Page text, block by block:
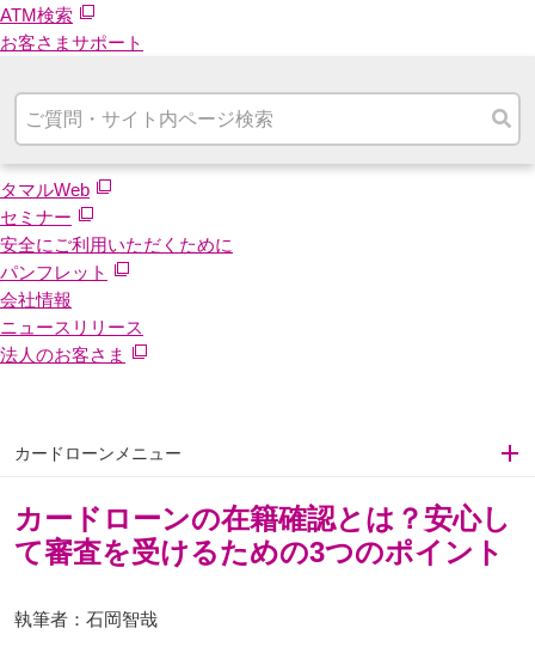
ATM検索
お客さまサポート
タマルWeb
セミナー
安全にご利用いただくために
パンフレット
会社情報
ニュースリリース
法人のお客さま
カードローンメニュー
カードローンの在籍確認とは？安心し
て審査を受けるための3つのポイント
執筆者：石岡智哉